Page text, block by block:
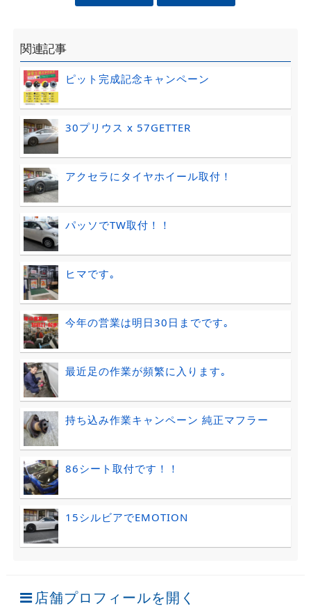
関連記事
ピット完成記念キャンペーン
30プリウス x 57GETTER
アクセラにタイヤホイール取付！
パッソでTW取付！！
ヒマです｡
今年の営業は明日30日までです｡
最近足の作業が頻繁に入ります｡
持ち込み作業キャンペーン 純正マフラー
86シート取付です！！
15シルビアでEMOTION
店舗プロフィールを開く